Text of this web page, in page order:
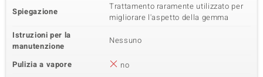
Spiegazione
Trattamento raramente utilizzato per
migliorare l'aspetto della gemma
Istruzioni per la
manutenzione
Nessuno
Pulizia a vapore
no